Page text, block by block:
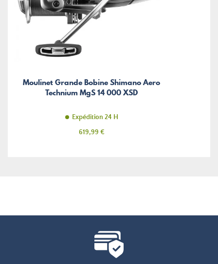
Moulinet Grande Bobine Shimano Aero
Technium MgS 14 000 XSD
Expédition 24 H
Prix
619,99 €